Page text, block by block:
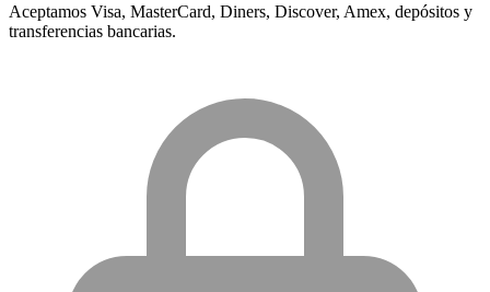
Aceptamos Visa, MasterCard, Diners, Discover, Amex, depósitos y
transferencias bancarias.